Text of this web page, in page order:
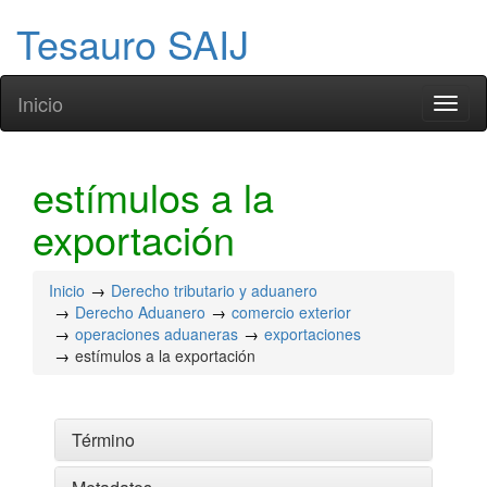
Tesauro SAIJ
Inicio
estímulos a la
exportación
Inicio
Derecho tributario y aduanero
Derecho Aduanero
comercio exterior
operaciones aduaneras
exportaciones
estímulos a la exportación
Término